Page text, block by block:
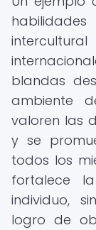
blandas
ambiente
valoren las
y se
todos los
fortalece
individuo,
logro de